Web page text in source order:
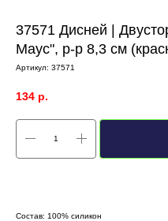
37571 Дисней |
Маус", р-р 8,3 см
Артикул: 37571
134 р.
Состав: 100% силикон